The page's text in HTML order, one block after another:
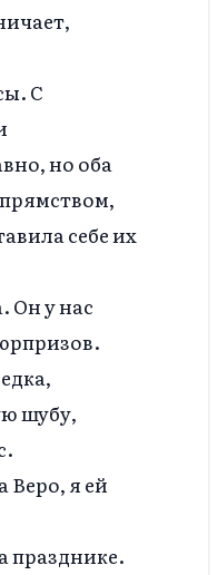
С
но оба
себе их
Он у нас
шубу,
Веро, я ей
празднике.